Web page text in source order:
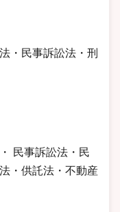
・民事訴訟法・刑
民事訴訟法・民
・供託法・不動産